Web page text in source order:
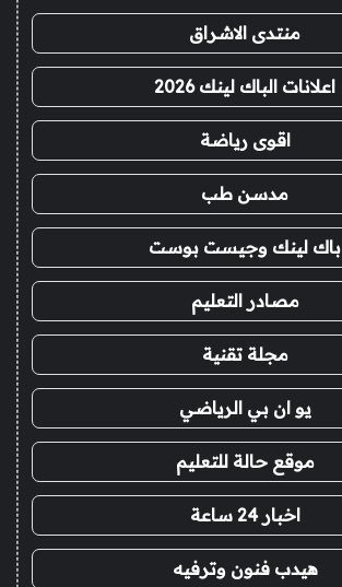
منتدى الاشراق
اعلانات الباك لينك 2026
اقوى رياضة
مدسن طب
باك لينك وجيست بوست
مصادر التعليم
مجلة تقنية
يو ان بي الرياضي
موقع حالة للتعليم
اخبار 24 ساعة
هيدب فنون وترفيه